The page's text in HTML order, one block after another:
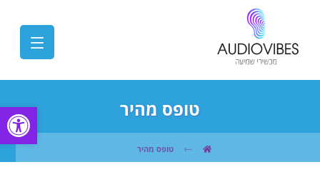
טופס מהיר
טופס מהיר